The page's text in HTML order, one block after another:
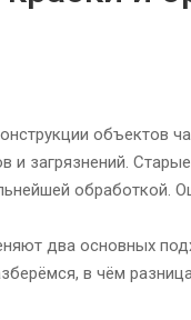
объектов
и загрязнений.
обработкой.
два основных
в чём